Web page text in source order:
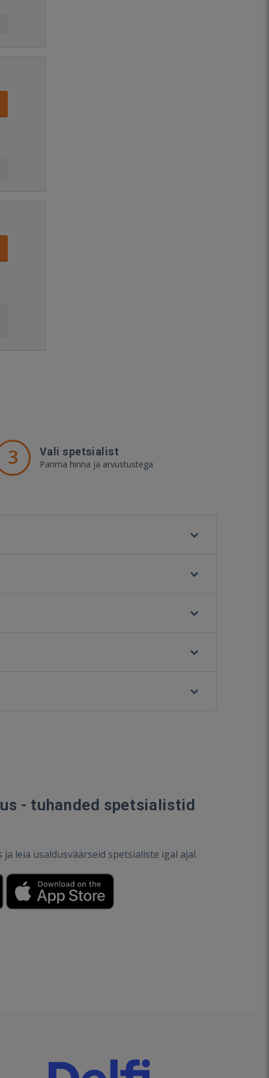
3 Vali spetsialist
Parima hinna ja arvustustega
- tuhanded spetsialistid
leia usaldusväärseid spetsialiste igal ajal.